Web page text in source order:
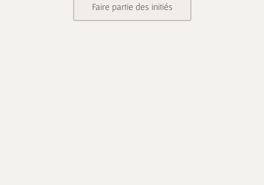
Faire partie des initiés